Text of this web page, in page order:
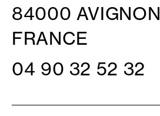
84000 AVIGNON
FRANCE
04 90 32 52 32